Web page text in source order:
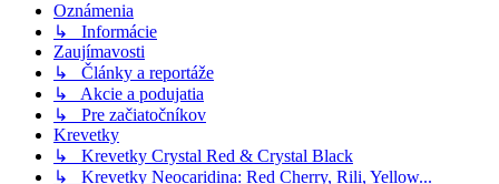
Oznámenia
↳ Informácie
Zaujímavosti
↳ Články a reportáže
↳ Akcie a podujatia
↳ Pre začiatočníkov
Krevetky
↳ Krevetky Crystal Red & Crystal Black
↳ Krevetky Neocaridina: Red Cherry, Rili, Yellow...